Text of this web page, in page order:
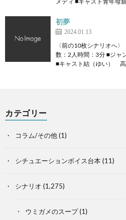
初夢
2024.01.13
〈前の10枚シナリオへ
数：2人時間：3分 ■ジャ
■キャスト結（ゆい）
カテゴリー
コラム/その他(1)
シチュエーションボイス台本(11)
シナリオ (1,275)
ウミガメのスープ(1)